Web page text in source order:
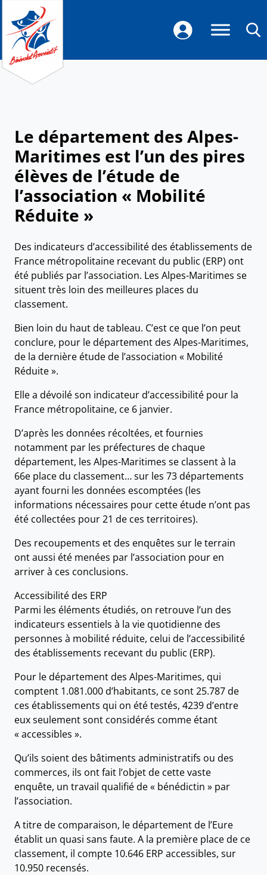
Le département des Alpes-
Maritimes est l’un des pires
élèves de l’étude de
l’association « Mobilité
Réduite »
Des indicateurs d’accessibilité des établissements de
France métropolitaine recevant du public (ERP) ont
été publiés par l’association. Les Alpes-Maritimes se
situent très loin des meilleures places du
classement.
Bien loin du haut de tableau. C’est ce que l’on peut
conclure, pour le département des Alpes-Maritimes,
de la dernière étude de l’association « Mobilité
Réduite ».
Elle a dévoilé son indicateur d’accessibilité pour la
France métropolitaine, ce 6 janvier.
D’après les données récoltées, et fournies
notamment par les préfectures de chaque
département, les Alpes-Maritimes se classent à la
66e place du classement… sur les 73 départements
ayant fourni les données escomptées (les
informations nécessaires pour cette étude n’ont pas
été collectées pour 21 de ces territoires).
Des recoupements et des enquêtes sur le terrain
ont aussi été menées par l’association pour en
arriver à ces conclusions.
Accessibilité des ERP
Parmi les éléments étudiés, on retrouve l’un des
indicateurs essentiels à la vie quotidienne des
personnes à mobilité réduite, celui de l’accessibilité
des établissements recevant du public (ERP).
Pour le département des Alpes-Maritimes, qui
comptent 1.081.000 d’habitants, ce sont 25.787 de
ces établissements qui on été testés, 4239 d’entre
eux seulement sont considérés comme étant
« accessibles ».
Qu’ils soient des bâtiments administratifs ou des
commerces, ils ont fait l’objet de cette vaste
enquête, un travail qualifié de « bénédictin » par
l’association.
A titre de comparaison, le département de l’Eure
établit un quasi sans faute. A la première place de ce
classement, il compte 10.646 ERP accessibles, sur
10.950 recensés.